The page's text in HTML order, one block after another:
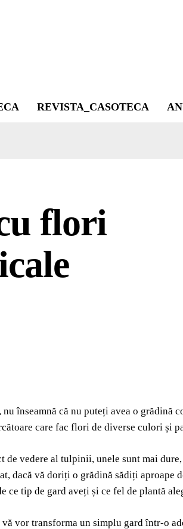
REVISTA_CASOTECA
flori
înseamnă că nu puteți avea o grădină
care fac flori de diverse culori și
vedere al tulpinii, unele sunt mai
dacă vă doriți o grădină sădiți aproape
ce tip de gard aveți și ce fel de plantă
vor transforma un simplu gard într-o